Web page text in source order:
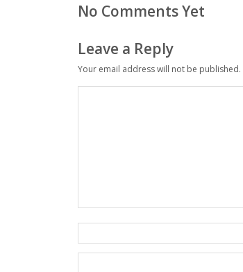
No Comments Yet
Leave a Reply
Your email address will not be published.